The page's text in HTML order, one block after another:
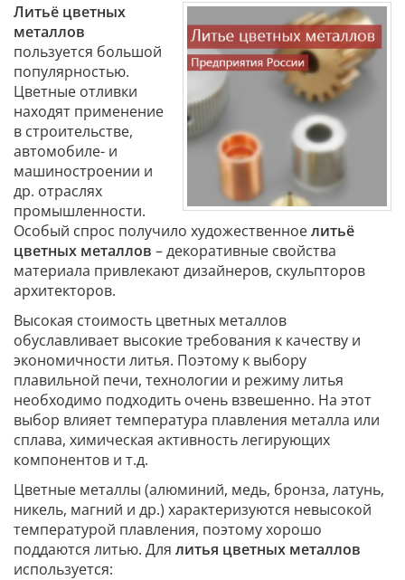
Литьё цветных
металлов
пользуется большой
популярностью.
Цветные отливки
находят применение
в строительстве,
автомобиле- и
машиностроении и
др. отраслях
промышленности.
Особый спрос получило художественноелитьё
цветных металлов – декоративные свойства
материала привлекают дизайнеров, скульпторов
архитекторов.
Высокая стоимость цветных металлов
обуславливает высокие требования к качеству и
экономичности литья. Поэтому к выбору
плавильной печи, технологии и режиму литья
необходимо подходить очень взвешенно. На этот
выбор влияет температура плавления металла или
сплава, химическая активность легирующих
компонентов и т.д.
Цветные металлы (алюминий, медь, бронза, латунь,
никель, магний и др.) характеризуются невысокой
температурой плавления, поэтому хорошо
поддаются литью. Для литья цветных металлов
используется: